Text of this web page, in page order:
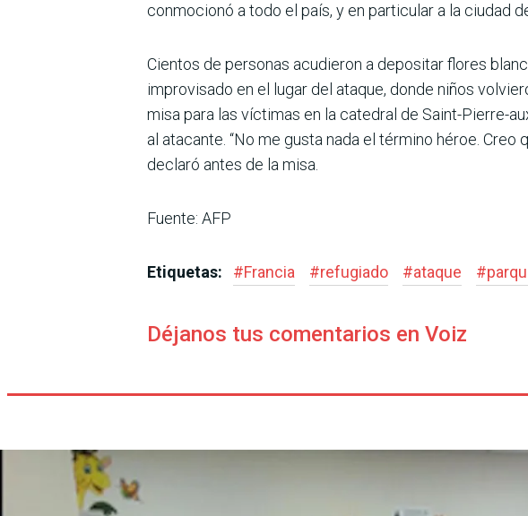
conmocionó a todo el país, y en particular a la ciudad
Cientos de personas acudieron a depositar flores
improvisado en el lugar del ataque, donde niños
misa para las víctimas en la catedral de Saint-Pierre-
al atacante. “No me gusta nada el término héroe.
declaró antes de la misa.
Fuente: AFP
Etiquetas: #Francia #refugiado #ataque #
Déjanos tus comentarios en Voiz